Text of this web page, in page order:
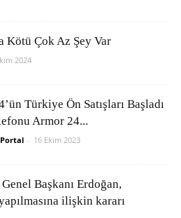
Kötü Çok Az Şey Var
2024
Türkiye Ön Satışları Başladı
Armor 24...
- 16 Ekim 2023
Başkanı Erdoğan,
ilişkin kararı